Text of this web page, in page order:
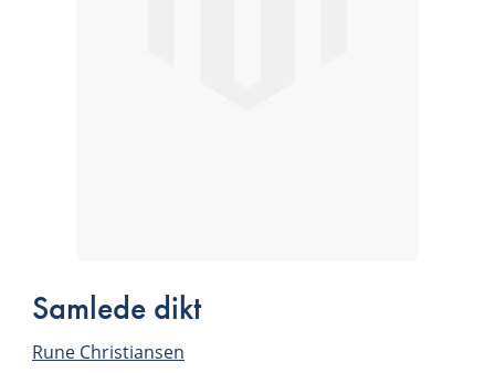
Samlede dikt
Rune Christiansen